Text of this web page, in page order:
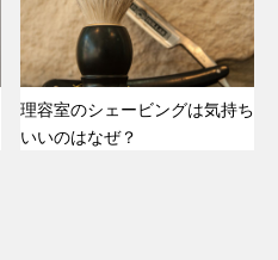
理容室のシェービングは気持ち
いいのはなぜ？